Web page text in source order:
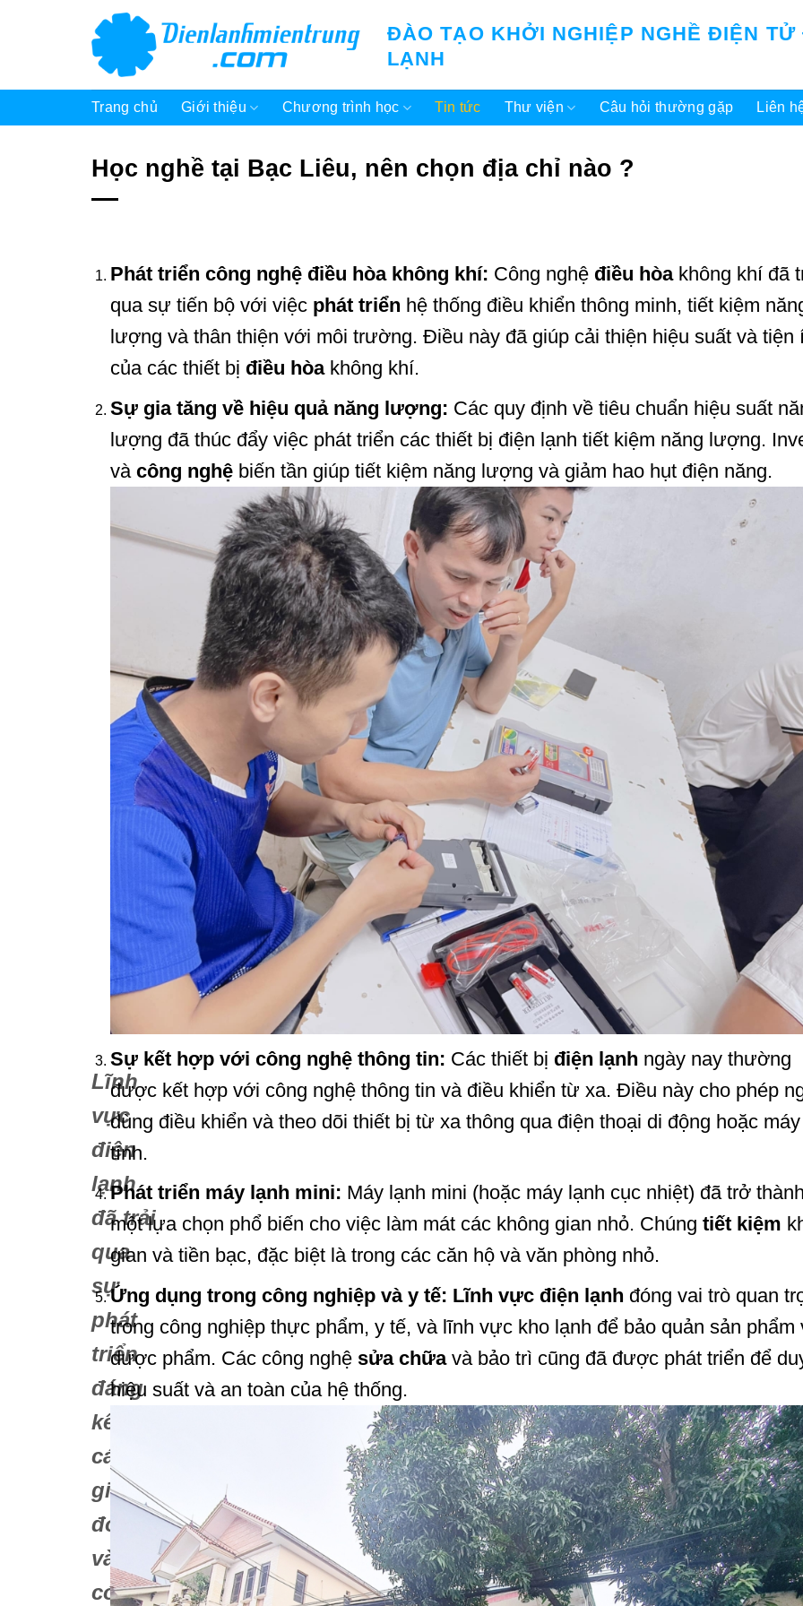
ĐÀO TẠO KHỞI NGHIỆP NGHỀ ĐIỆN TỬ
LẠNH
Trang chủ Giới thiệu Chương trình học Tin tức Thư viện Câu hỏi thường gặp Liên
Học nghề tại Bạc Liêu, nên chọn địa chỉ nào ?
Lĩnh
vực
điện
lạnh
đã trải
qua
sự
phát
triển
đáng
kể qua
các
giai
đoạn
và đã
có
Phát triển công nghệ điều hòa không khí: Công nghệ điều hòakhông khí đã
qua sự tiến bộ với việc phát triển hệ thống điều khiển thông minh, tiết kiệm
lượng và thân thiện với môi trường. Điều này đã giúp cải thiện hiệu suất và tiện
của các thiết bị điều hòakhông khí.
Sự gia tăng về hiệu quả năng lượng: Các quy định về tiêu chuẩn hiệu suất
lượng đã thúc đẩy việc phát triển các thiết bị điện lạnh tiết kiệm năng lượng.
và công nghệbiến tần giúp tiết kiệm năng lượng và giảm hao hụt điện năng.
Sự kết hợp với công nghệ thông tin: Các thiết bị điện lạnh ngày nay thường
được kết hợp với công nghệ thông tin và điều khiển từ xa. Điều này cho phép
dùng điều khiển và theo dõi thiết bị từ xa thông qua điện thoại di động hoặc máy
tính.
Phát triển máy lạnh mini: Máy lạnh mini (hoặc máy lạnh cục nhiệt) đã trở
một lựa chọn phổ biến cho việc làm mát các không gian nhỏ. Chúng tiết kiệm
gian và tiền bạc, đặc biệt là trong các căn hộ và văn phòng nhỏ.
Ứng dụng trong công nghiệp và y tế: Lĩnh vực điện lạnh đóng vai trò quan
trong công nghiệp thực phẩm, y tế, và lĩnh vực kho lạnh để bảo quản sản phẩm
dược phẩm. Các công nghệ sửa chữavà bảo trì cũng đã được phát triển để
hiệu suất và an toàn của hệ thống.